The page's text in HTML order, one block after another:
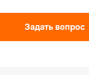
Задать вопрос